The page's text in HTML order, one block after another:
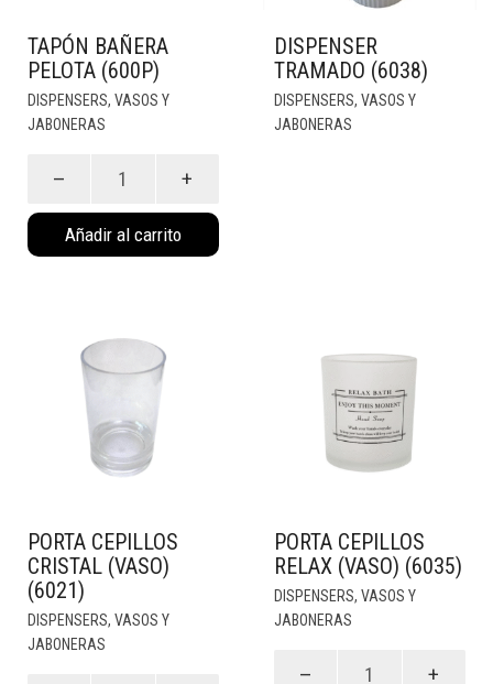
TAPÓN BAÑERA
PELOTA (600P)
DISPENSERS, VASOS Y
JABONERAS
Pelota
(600P)
cantidad
Añadir al carrito
DISPENSER
TRAMADO (6038)
DISPENSERS, VASOS Y
JABONERAS
PORTA CEPILLOS
CRISTAL (VASO)
(6021)
DISPENSERS, VASOS Y
JABONERAS
PORTA CEPILLOS
RELAX (VASO) (6035)
DISPENSERS, VASOS Y
JABONERAS